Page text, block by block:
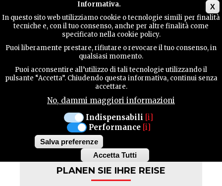
X
Informativa.
In questo sito web utilizziamo cookie o tecnologie simili per finalità
tecniche e, con il tuo consenso, anche per altre finalità come
specificato nella cookie policy.
Puoi liberamente prestare, rifiutare o revocare il tuo consenso, in
qualsiasi momento.
Puoi acconsentire all’utilizzo di tali tecnologie utilizzando il
pulsante “Accetta”. Chiudendo questa informativa, continui senza
accettare.
No, dammi maggiori informazioni
Indispensabili [i]
Performance [i]
Salva preferenze
Accetta Tutti
Withdraw
TERRITORIUM
KONTAKTE
ENOTHEK
AL TRAMAI
Geschlossen : MI-NACHM DO
Facebook
Twitter
Pinterest
PLANEN SIE IHRE REISE